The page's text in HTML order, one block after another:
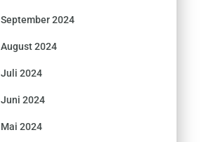
September 2024
August 2024
Juli 2024
Juni 2024
Mai 2024